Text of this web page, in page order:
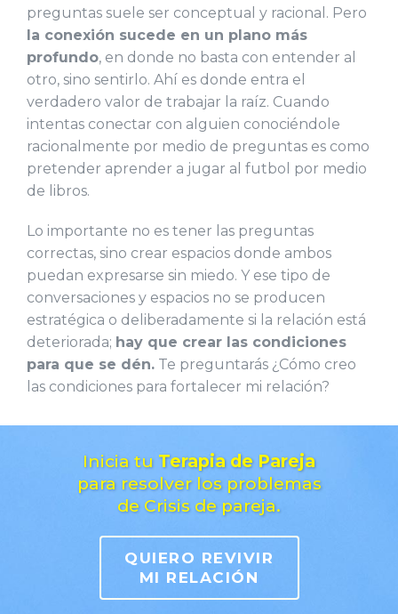
preguntas suele ser conceptual y racional. Pero
la conexión sucede en un plano más
profundo, en donde no basta con entender al
otro, sino sentirlo. Ahí es donde entra el
verdadero valor de trabajar la raíz. Cuando
intentas conectar con alguien conociéndole
racionalmente por medio de preguntas es como
pretender aprender a jugar al futbol por medio
de libros.
Lo importante no es tener las preguntas
correctas, sino crear espacios donde ambos
puedan expresarse sin miedo. Y ese tipo de
conversaciones y espacios no se producen
estratégica o deliberadamente si la relación está
deteriorada; hay que crear las condiciones
para que se dén. Te preguntarás ¿Cómo creo
las condiciones para fortalecer mi relación?
Inicia tu Terapia de Pareja
para resolver los problemas
de Crisis de pareja.
QUIERO REVIVIR
MI RELACIÓN